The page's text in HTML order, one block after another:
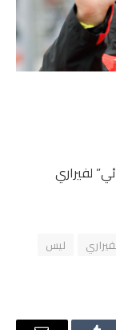
لفيراري
ليس